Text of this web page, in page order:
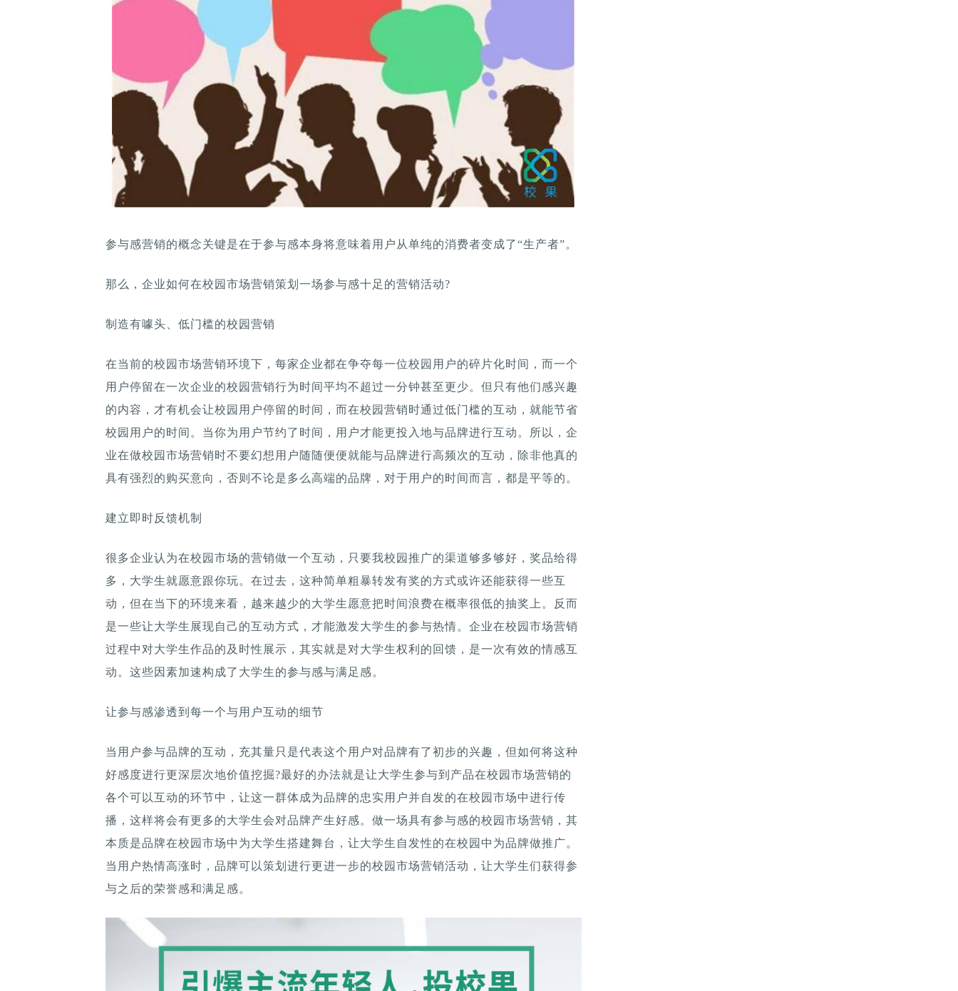
参与感营销的概念关键是在于参与感本身将意味着用户从单纯的消费者变成了“生产者”。
那么，企业如何在校园市场营销策划一场参与感十足的营销活动?
制造有噱头、低门槛的校园营销
在当前的校园市场营销环境下，每家企业都在争夺每一位校园用户的碎片化时间，而一个
用户停留在一次企业的校园营销行为时间平均不超过一分钟甚至更少。但只有他们感兴趣
的内容，才有机会让校园用户停留的时间，而在校园营销时通过低门槛的互动，就能节省
校园用户的时间。当你为用户节约了时间，用户才能更投入地与品牌进行互动。所以，企
业在做校园市场营销时不要幻想用户随随便便就能与品牌进行高频次的互动，除非他真的
具有强烈的购买意向，否则不论是多么高端的品牌，对于用户的时间而言，都是平等的。
建立即时反馈机制
很多企业认为在校园市场的营销做一个互动，只要我校园推广的渠道够多够好，奖品给得
多，大学生就愿意跟你玩。在过去，这种简单粗暴转发有奖的方式或许还能获得一些互
动，但在当下的环境来看，越来越少的大学生愿意把时间浪费在概率很低的抽奖上。反而
是一些让大学生展现自己的互动方式，才能激发大学生的参与热情。企业在校园市场营销
过程中对大学生作品的及时性展示，其实就是对大学生权利的回馈，是一次有效的情感互
动。这些因素加速构成了大学生的参与感与满足感。
让参与感渗透到每一个与用户互动的细节
当用户参与品牌的互动，充其量只是代表这个用户对品牌有了初步的兴趣，但如何将这种
好感度进行更深层次地价值挖掘?最好的办法就是让大学生参与到产品在校园市场营销的
各个可以互动的环节中，让这一群体成为品牌的忠实用户并自发的在校园市场中进行传
播，这样将会有更多的大学生会对品牌产生好感。做一场具有参与感的校园市场营销，其
本质是品牌在校园市场中为大学生搭建舞台，让大学生自发性的在校园中为品牌做推广。
当用户热情高涨时，品牌可以策划进行更进一步的校园市场营销活动，让大学生们获得参
与之后的荣誉感和满足感。